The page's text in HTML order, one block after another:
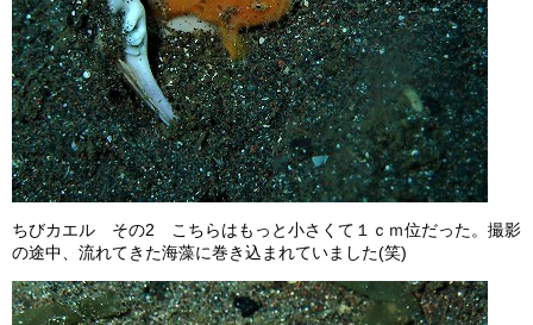
ちびカエル その2 こちらはもっと小さくて１ｃｍ位だった。撮影
の途中、流れてきた海藻に巻き込まれていました(笑)